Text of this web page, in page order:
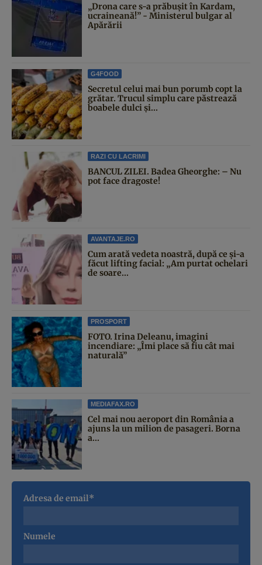
„Drona care s-a prăbușit în Kardam,
ucraineană!” - Ministerul bulgar al
Apărării
G4FOOD
Secretul celui mai bun porumb copt la
grătar. Trucul simplu care păstrează
boabele dulci și...
RAZI CU LACRIMI
BANCUL ZILEI. Badea Gheorghe: – Nu
pot face dragoste!
AVANTAJE.RO
Cum arată vedeta noastră, după ce și-a
făcut lifting facial: „Am purtat ochelari
de soare...
PROSPORT
FOTO. Irina Deleanu, imagini
incendiare: „Îmi place să fiu cât mai
naturală”
MEDIAFAX.RO
Cel mai nou aeroport din România a
ajuns la un milion de pasageri. Borna
a...
Adresa de email*
Numele